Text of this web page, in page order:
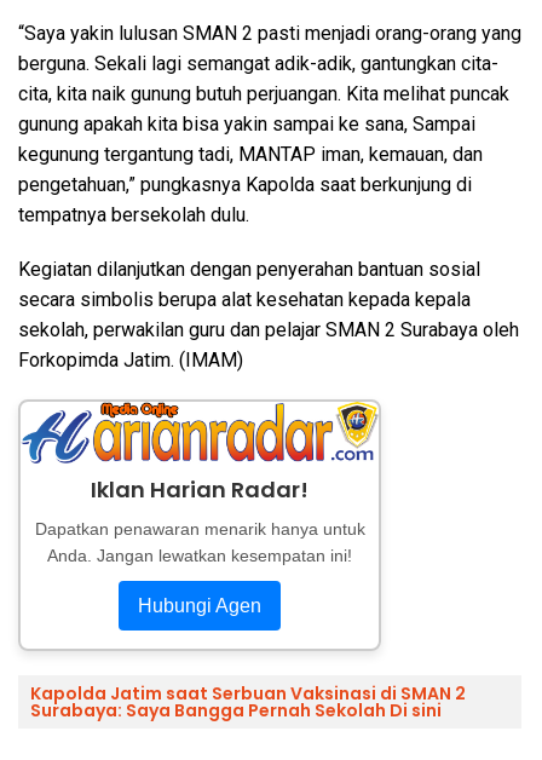
“Saya yakin lulusan SMAN 2 pasti menjadi orang-orang yang
berguna. Sekali lagi semangat adik-adik, gantungkan cita-
cita, kita naik gunung butuh perjuangan. Kita melihat puncak
gunung apakah kita bisa yakin sampai ke sana, Sampai
kegunung tergantung tadi, MANTAP iman, kemauan, dan
pengetahuan,” pungkasnya Kapolda saat berkunjung di
tempatnya bersekolah dulu.
Kegiatan dilanjutkan dengan penyerahan bantuan sosial
secara simbolis berupa alat kesehatan kepada kepala
sekolah, perwakilan guru dan pelajar SMAN 2 Surabaya oleh
Forkopimda Jatim. (IMAM)
Iklan Harian Radar!
Dapatkan penawaran menarik hanya untuk
Anda. Jangan lewatkan kesempatan ini!
Hubungi Agen
Kapolda Jatim saat Serbuan Vaksinasi di SMAN 2
Surabaya: Saya Bangga Pernah Sekolah Di sini